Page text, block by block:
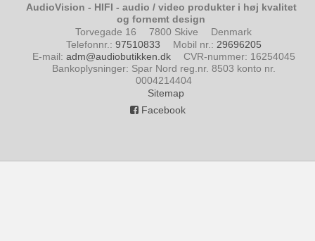
AudioVision - HIFI - audio / video produkter i høj kvalitet
og fornemt design
Torvegade 16
7800 Skive
Denmark
Telefonnr. : 97510833 Mobil nr. : 29696205
E-mail: adm@audiobutikken.dk CVR-nummer: 16254045
Bankoplysninger: Spar Nord reg.nr. 8503 konto nr.
0004214404
Sitemap
Facebook